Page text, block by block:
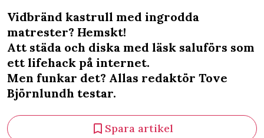
Vidbränd kastrull med ingrodda
matrester? Hemskt!
Att städa och diska med läsk saluförs som
ett lifehack på internet.
Men funkar det? Allas redaktör Tove
Björnlundh testar.
Spara artikel